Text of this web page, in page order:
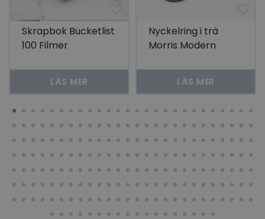
Skrapbok Bucketlist
100 Filmer
LÄS MER
Nyckelring i trä
Morris Modern
LÄS MER